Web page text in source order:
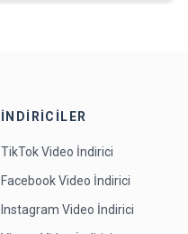
İNDIRICILER
TikTok Video İndirici
Facebook Video İndirici
Instagram Video İndirici